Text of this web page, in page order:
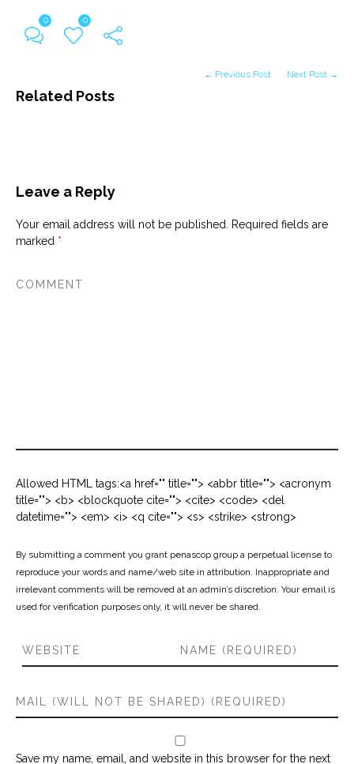
0 0
Related Posts
← Previous Post Next Post →
Leave a Reply
Your email address will not be published.
Required fields are
marked *
Allowed HTML tags:<a href="" title=""> <abbr title=""> <acronym
title=""> <b> <blockquote cite=""> <cite> <code> <del
datetime=""> <em> <i> <q cite=""> <s> <strike> <strong>
By submitting a comment you grant penascop group a perpetual license to
reproduce your words and name/web site in attribution. Inappropriate and
irrelevant comments will be removed at an admin’s discretion. Your email is
used for verification purposes only, it will never be shared.
Save my name, email, and website in this browser for the next